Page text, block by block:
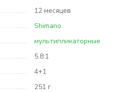
12 месяцев
Shimano
мультипликаторные
5.8:1
4+1
251 г